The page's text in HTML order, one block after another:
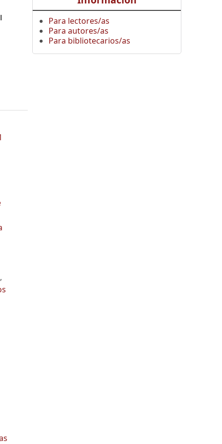
,
Para lectores/as
Para autores/as
Para bibliotecarios/as